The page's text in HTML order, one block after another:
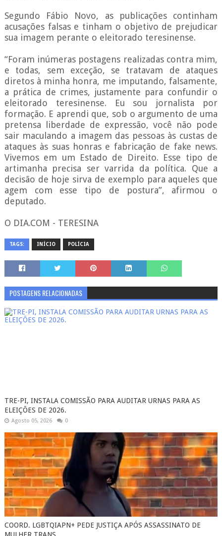
Segundo Fábio Novo, as publicações continham
acusações falsas e tinham o objetivo de prejudicar
sua imagem perante o eleitorado teresinense.
“Foram inúmeras postagens realizadas contra mim,
e todas, sem exceção, se tratavam de ataques
diretos à minha honra, me imputando, falsamente,
a prática de crimes, justamente para confundir o
eleitorado teresinense. Eu sou jornalista por
formação. E aprendi que, sob o argumento de uma
pretensa liberdade de expressão, você não pode
sair maculando a imagem das pessoas às custas de
ataques às suas honras e fabricação de fake news.
Vivemos em um Estado de Direito. Esse tipo de
artimanha precisa ser varrida da política. Que a
decisão de hoje sirva de exemplo para aqueles que
agem com esse tipo de postura”, afirmou o
deputado.
O DIA.COM - TERESINA
TAGS: INÍCIO POLÍCIA
POSTAGENS RELACIONADAS
TRE-PI, INSTALA COMISSÃO PARA AUDITAR URNAS PARA AS
ELEIÇÕES DE 2026.
Agosto 05, 2026 0
COORD. LGBTQIAPN+ PEDE JUSTIÇA APÓS ASSASSINATO DE